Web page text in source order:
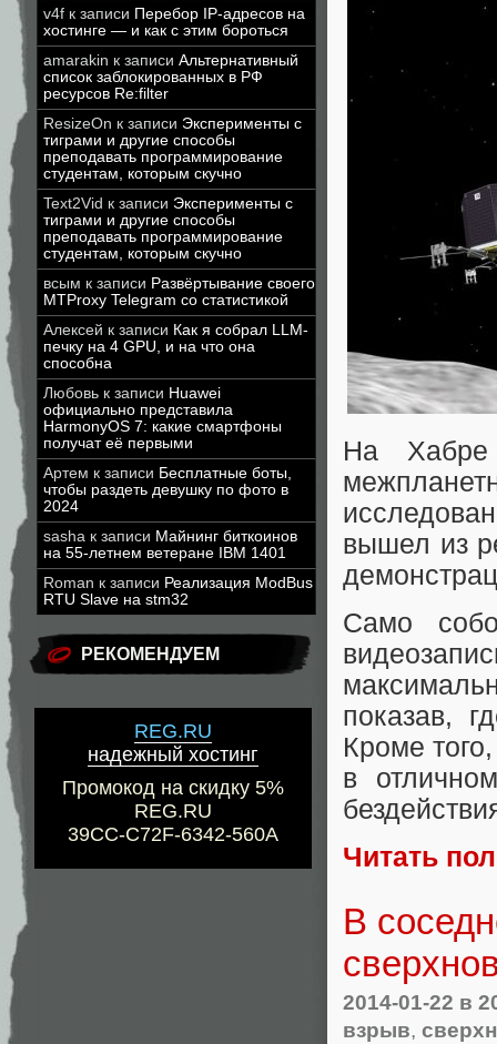
v4f к записи Перебор IP-адресов на
хостинге — и как с этим бороться
amarakin к записи Альтернативный
список заблокированных в РФ
ресурсов Re:filter
ResizeOn к записи Эксперименты с
тиграми и другие способы
преподавать программирование
студентам, которым скучно
Text2Vid к записи Эксперименты с
тиграми и другие способы
преподавать программирование
студентам, которым скучно
всым к записи Развёртывание своего
MTProxy Telegram со статистикой
Алексей к записи Как я собрал LLM-
печку на 4 GPU, и на что она
способна
Любовь к записи Huawei
официально представила
HarmonyOS 7: какие смартфоны
получат её первыми
Артем к записи Бесплатные боты,
чтобы раздеть девушку по фото в
2024
sasha к записи Майнинг биткоинов
на 55-летнем ветеране IBM 1401
Roman к записи Реализация ModBus
RTU Slave на stm32
РЕКОМЕНДУЕМ
REG.RU
надежный хостинг
Промокод на скидку 5%
REG.RU
39CC-C72F-6342-560A
На
вышел из
Само
показав,
Кроме
в
Читать
В
2014-01-22 в
взрыв,